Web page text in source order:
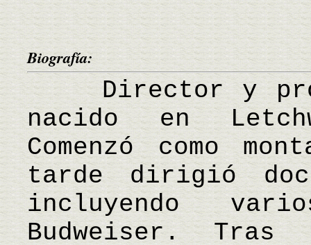
Biografía:
Director y
nacido en
Comenzó como
tarde dirigió
incluyendo
Budweiser. Tras